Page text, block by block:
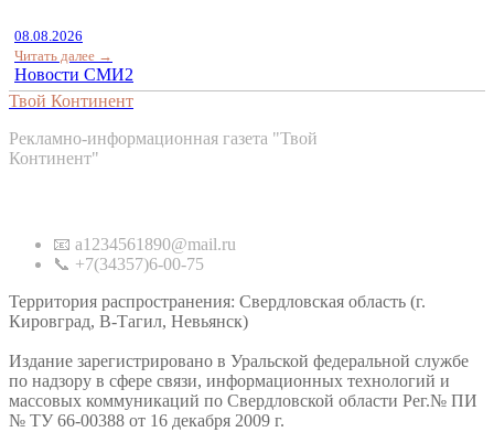
08.08.2026
Читать далее →
Новости СМИ2
Твой Континент
Рекламно-информационная газета "Твой
Континент"
📧 a1234561890@mail.ru
📞 +7(34357)6-00-75
Территория распространения: Свердловская область (г.
Кировград, В-Тагил, Невьянск)
Издание зарегистрировано в Уральской федеральной службе
по надзору в сфере связи, информационных технологий и
массовых коммуникаций по Свердловской области Рег.№ ПИ
№ ТУ 66-00388 от 16 декабря 2009 г.